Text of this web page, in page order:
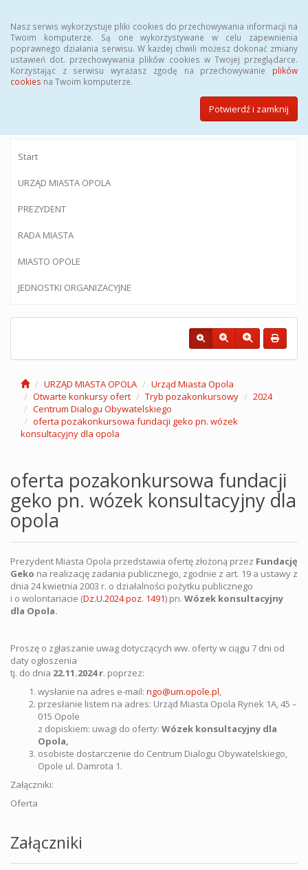
Nasz serwis wykorzystuje pliki cookies do przechowywania informacji na
Twoim komputerze. Są one wykorzystywane w celu zapewnienia
poprawnego działania serwisu. W każdej chwili możesz dokonać zmiany
ustawień dot. przechowywania plików cookies w Twojej przeglądarce.
Korzystając z serwisu wyrażasz zgodę na przechowywanie plików
cookies na Twoim komputerze.
Potwierdź i zamknij
BIULETYN INFORMACJI PUBLICZNEJ
Urzędu Miasta Opola
Start
URZĄD MIASTA OPOLA
PREZYDENT
RADA MIASTA
MIASTO OPOLE
JEDNOSTKI ORGANIZACYJNE
URZĄD MIASTA OPOLA
Urząd Miasta Opola
Otwarte konkursy ofert
Tryb pozakonkursowy
2024
Centrum Dialogu Obywatelskiego
oferta pozakonkursowa fundacji geko pn. wózek
konsultacyjny dla opola
oferta pozakonkursowa fundacji
geko pn. wózek konsultacyjny dla
opola
Prezydent Miasta Opola przedstawia ofertę złożoną przez Fundację
Geko na realizację zadania publicznego, zgodnie z art. 19 a ustawy z
dnia 24 kwietnia 2003 r. o działalności pożytku publicznego
i o wolontariacie (Dz.U.2024 poz. 1491) pn. Wózek konsultacyjny
dla Opola.
Proszę o zgłaszanie uwag dotyczących ww. oferty w ciągu 7 dni od
daty ogłoszenia
tj. do dnia 22.11.2024 r. poprzez:
wysłanie na adres e-mail: ngo@um.opole.pl,
przesłanie listem na adres: Urząd Miasta Opola Rynek 1A, 45 –
015 Opole
z dopiskiem: uwagi do oferty: Wózek konsultacyjny dla
Opola,
osobiste dostarczenie do Centrum Dialogu Obywatelskiego,
Opole ul. Damrota 1.
Załączniki:
Oferta
Załączniki